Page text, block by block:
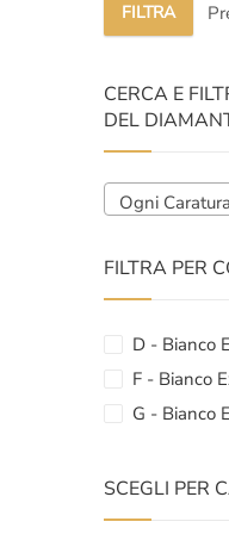
Prezzo
Prezzo
FILTRA
CERCA E
DEL
Ogni Caratura
FILTRA PER
D - Bianco
F - Bianco
G - Bianco
SCEGLI PER